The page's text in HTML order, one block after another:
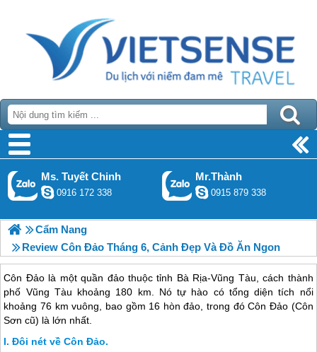
Ms. Tuyết Chinh
0916 172 338
Mr.Thành
0915 879 338
Cẩm Nang
Review Côn Đảo Tháng 6, Cảnh Đẹp Và Đồ Ăn Ngon
Côn Đảo là một quần đảo thuộc tỉnh Bà Rịa-Vũng Tàu, cách thành
phố Vũng Tàu khoảng 180 km. Nó tự hào có tổng diện tích nổi
khoảng 76 km vuông, bao gồm 16 hòn đảo, trong đó Côn Đảo (Côn
Sơn cũ) là lớn nhất.
Đôi nét về Côn Đảo.